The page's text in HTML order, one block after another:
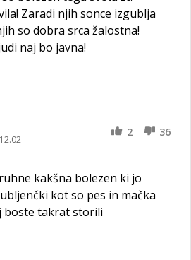
Zaradi njih sonce izgublja
so dobra srca žalostna!
naj bo javna!
2 36
kakšna bolezen ki jo
kot so pes in mačka
boste takrat storili